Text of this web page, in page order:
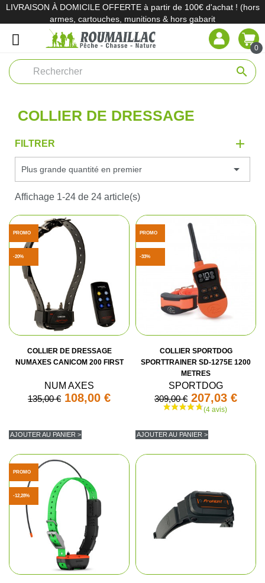
LIVRAISON À DOMICILE OFFERTE à partir de 100€ d'achat ! (hors
armes, cartouches, munitions & hors gabarit
0
search
COLLIER DE DRESSAGE
FILTRER
Plus grande quantité en premier 
Affichage 1-24 de 24 article(s)
COLLIER DE DRESSAGE
NUMAXES CANICOM 200 FIRST
NUM AXES
135,00 € 108,00 €
AJOUTER AU PANIER >
PROMO
-20%
COLLIER SPORTDOG
SPORTTRAINER SD-1275E 1200
METRES
SPORTDOG
309,00 € 207,03 €
AJOUTER AU PANIER >
PROMO
-33%
PROMO
-12,28%